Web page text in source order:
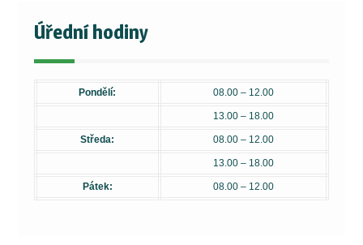
Úřední hodiny
Pondělí: 08.00 – 12.00
13.00 – 18.00
Středa: 08.00 – 12.00
13.00 – 18.00
Pátek: 08.00 – 12.00